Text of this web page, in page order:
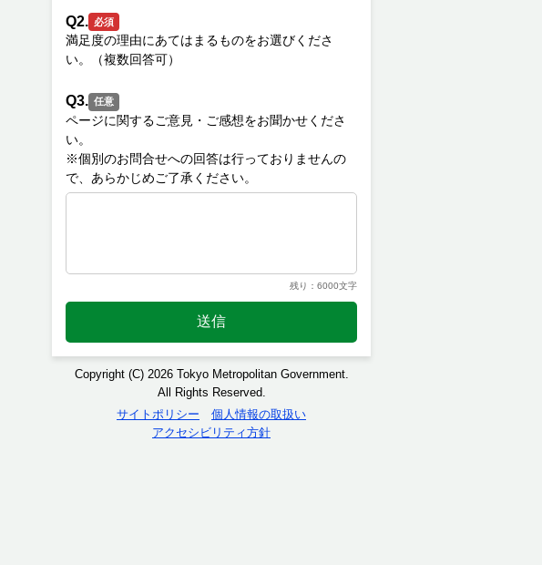
Q2. 必須
満足度の理由にあてはまるものをお選びくださ
Q3. 任意
ページに関するご意見・ご感想をお聞かせくださ
い。
※個別のお問合せへの回答は行っておりませんの
残り：6000文字
送信
Copyright (C) 2026 Tokyo Metropolitan Government.
All Rights Reserved.
サイトポリシー
個人情報の取扱い
アクセシビリティ方針